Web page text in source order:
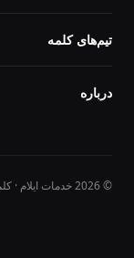
تیم‌های کلمه
درباره
© 2026 خدمات ایلام · کلمه